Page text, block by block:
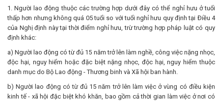
1. Người lao động thuộc các trường hợp dưới đây có thể nghỉ hưu ở tuổi
thấp hơn nhưng không quá 05 tuổi so với tuổi nghỉ hưu quy định tại Điều 4
của Nghị định này tại thời điểm nghỉ hưu, trừ trường hợp pháp luật có quy
định khác:
a) Người lao động có từ đủ 15 năm trở lên làm nghề, công việc nặng nhọc,
độc hại, nguy hiểm hoặc đặc biệt nặng nhọc, độc hại, nguy hiểm thuộc
danh mục do Bộ Lao động - Thương binh và Xã hội ban hành.
b) Người lao động có từ đủ 15 năm trở lên làm việc ở vùng có điều kiện
kinh tế - xã hội đặc biệt khó khăn, bao gồm cả thời gian làm việc ở nơi có